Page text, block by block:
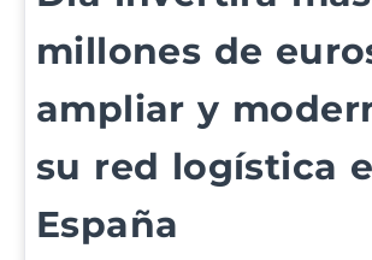
millones de
ampliar y
su red logística
España